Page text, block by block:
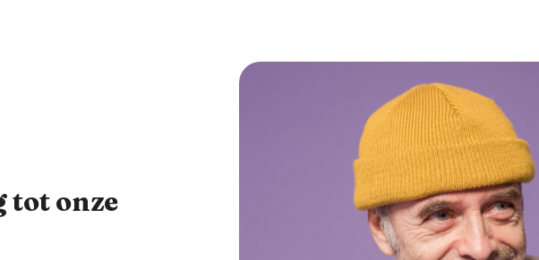
tot onze